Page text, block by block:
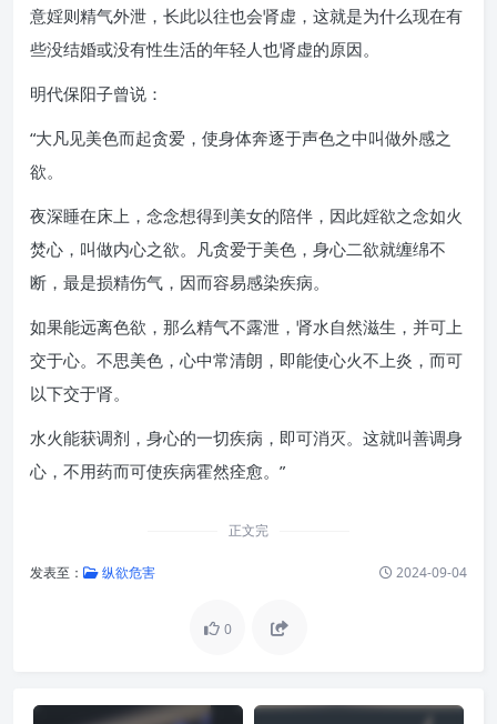
意婬则精气外泄，长此以往也会肾虚，这就是为什么现在有
些没结婚或没有性生活的年轻人也肾虚的原因。
明代保阳子曾说：
“大凡见美色而起贪爱，使身体奔逐于声色之中叫做外感之
欲。
夜深睡在床上，念念想得到美女的陪伴，因此婬欲之念如火
焚心，叫做内心之欲。凡贪爱于美色，身心二欲就缠绵不
断，最是损精伤气，因而容易感染疾病。
如果能远离色欲，那么精气不露泄，肾水自然滋生，并可上
交于心。不思美色，心中常清朗，即能使心火不上炎，而可
以下交于肾。
水火能获调剂，身心的一切疾病，即可消灭。这就叫善调身
心，不用药而可使疾病霍然痊愈。”
正文完
发表至： 纵欲危害 2024-09-04
0